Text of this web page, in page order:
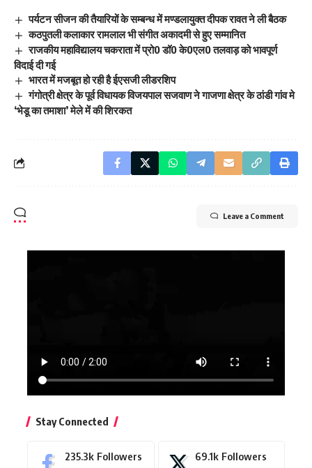
पर्यटन सीजन की तैयारियों के सम्बन्ध में मण्डलायुक्त दीपक रावत ने ली बैठक
कठपुतली कलाकार रामलाल भी संगीत अकादमी से हुए सम्मानित
राजकीय महाविद्यालय चकराता में प्रो0 डॉ0 के0एल0 तलवाड़ को भावपूर्ण
विदाई दी गई
भारत में मजबूत हो रही है ईएसजी लीडरशिप
गंगोत्री क्षेत्र के पूर्व विधायक विजयपाल सजवाण ने गाजणा क्षेत्र के ठांडी गांव मे
‘भेडू का तमाशा’ मेले में की शिरकत
Leave a Comment
Stay Connected
235.3k Followers 69.1k Followers